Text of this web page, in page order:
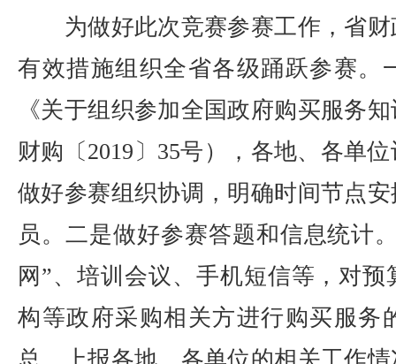
为做好此次竞赛参赛工作，省财
有效措施组织全省各级踊跃参赛。
《关于组织参加全国政府购买服务
财购〔2019〕35号），各地、各单
做好参赛组织协调，明确时间节点
员。二是做好参赛答题和信息统计
网”、培训会议、手机短信等，对
构等政府采购相关方进行购买服务